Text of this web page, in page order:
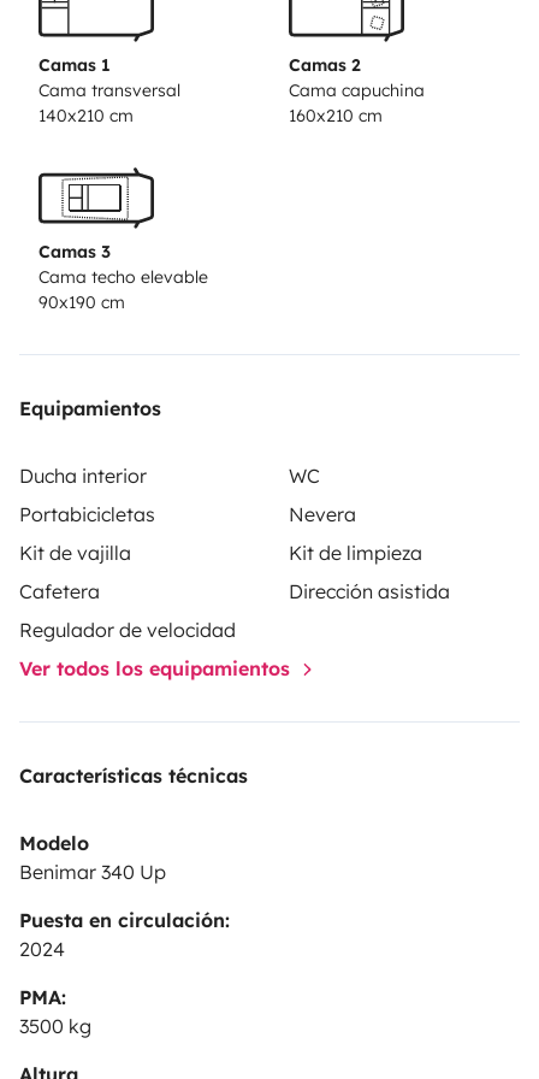
Equipamiento de
independiente y botellero
Gran placa solar 140W y 3
bateria auxiliares AGM
Toldo exterior TV 20
bicis........Equipamiento adicional
completamente equipada para tu viaje. (incluido con
tu reserva)
limpieza ( lavavajillas estropajo, balleta, Cepillo y
conexión eléctrica, con alargador de 15m.Manguera
pinzas.Botiquín.
mínima 10 días.
En alquileres de FIN DE SEMANA la
opcion Km Ilimitados sera de 900 Kilometros
Alquileres de menos de 7 DIAS la opcion Km
Ilimitados sera de 300 Kilometros/DiaRopa de
cama ( Nórdico, sabanas, almohadas…) (Reservas
de 7 dias o mas)Kits de cocina completo (cazos,
vasos, cubiertos….)Kits de ducha (Toalla grande,
Camas 1
Cama transversal
140x210 cm
Camas 2
Cama capuchina
160x210 cm
Camas 3
Cama techo elevable
90x190 cm
Equipamientos
Ducha interior
WC
Portabicicletas
Nevera
Kit de vajilla
Kit de limpieza
Cafetera
Dirección asistida
Regulador de velocidad
Ver todos los equipamientos
Características técnicas
Modelo
Benimar 340 Up
Puesta en circulación:
2024
PMA:
3500 kg
Altura